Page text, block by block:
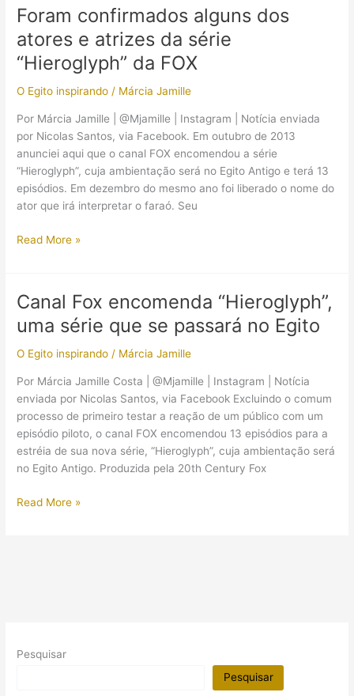
promocional
e
site
série
Foram confirmados alguns dos
atores e atrizes da série
“Hieroglyph” da FOX
O Egito inspirando / Márcia Jamille
Por Márcia Jamille | @Mjamille | Instagram | Notícia enviada
por Nicolas Santos, via Facebook. Em outubro de 2013
anunciei aqui que o canal FOX encomendou a série
“Hieroglyph”, cuja ambientação será no Egito Antigo e terá 13
episódios. Em dezembro do mesmo ano foi liberado o nome do
ator que irá interpretar o faraó. Seu
Foram
atores
e
da
série
“Hieroglyph”
da
FOX
Read More »
Canal Fox encomenda “Hieroglyph”,
uma série que se passará no Egito
O Egito inspirando / Márcia Jamille
Por Márcia Jamille Costa | @Mjamille | Instagram | Notícia
enviada por Nicolas Santos, via Facebook Excluindo o comum
processo de primeiro testar a reação de um público com um
episódio piloto, o canal FOX encomendou 13 episódios para a
estréia de sua nova série, “Hieroglyph”, cuja ambientação será
no Egito Antigo. Produzida pela 20th Century Fox
Canal
no
Read More »
Pesquisar
Pesquisar